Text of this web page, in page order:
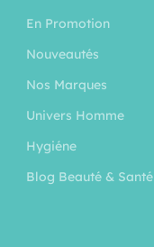
En Promotion
Nouveautés
Nos Marques
Univers Homme
Hygiéne
Blog Beauté & Santé